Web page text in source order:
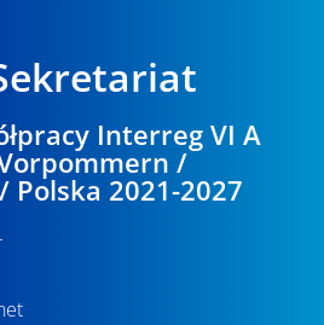
Interreg VI A
/
2021-2027